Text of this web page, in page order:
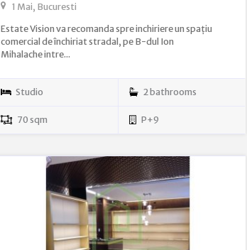
1 Mai, Bucuresti
Estate Vision va recomanda spre inchiriere un spațiu
comercial de închiriat stradal, pe B-dul Ion
Mihalache intre...
Studio 2 bathrooms
70 sqm P+9